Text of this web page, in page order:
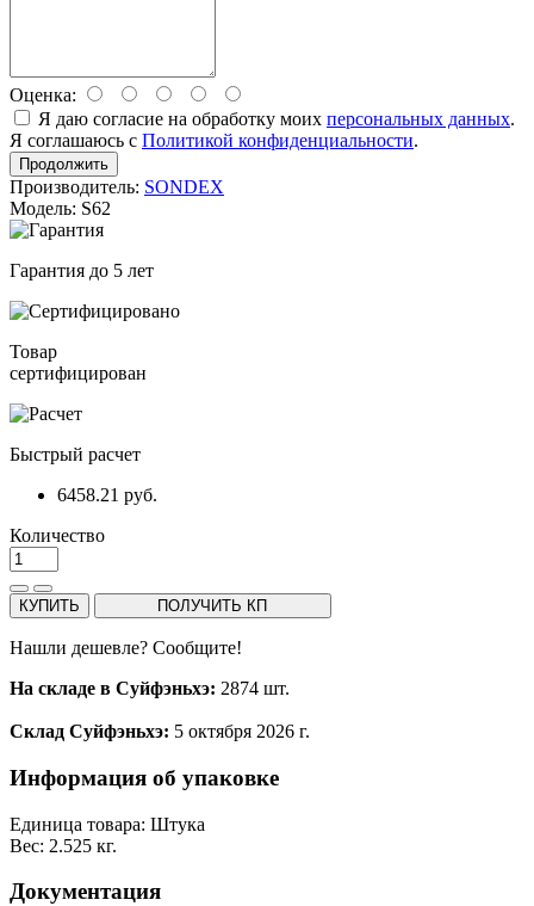
Оценка:
Я даю согласие на обработку моих персональных данных.
Я соглашаюсь с Политикой конфиденциальности.
Продолжить
Производитель: SONDEX
Модель: S62
Гарантия до 5 лет
Товар
сертифицирован
Быстрый расчет
6458.21 руб.
Количество
КУПИТЬ ПОЛУЧИТЬ КП
Нашли дешевле? Сообщите!
На складе в Суйфэньхэ: 2874 шт.
Склад Суйфэньхэ: 5 октября 2026 г.
Информация об упаковке
Единица товара: Штука
Вес: 2.525 кг.
Документация